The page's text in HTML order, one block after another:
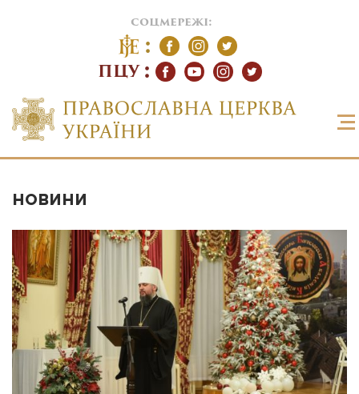
соцмережі:
ПЦУ
НОВИНИ